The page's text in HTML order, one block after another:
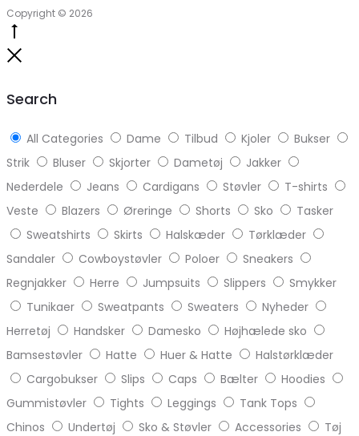
Copyright © 2026
Search
All Categories Dame Tilbud Kjoler
Bukser
Strik
Bluser Skjorter Dametøj
Jakker
Nederdele
Jeans Cardigans Støvler
T-shirts
Veste
Blazers Øreringe Shorts Sko
Tasker
Sweatshirts
Skirts Halskæder
Tørklæder
Sandaler
Cowboystøvler Poloer
Sneakers
Regnjakker
Herre Jumpsuits Slippers
Smykker
Tunikaer
Sweatpants Sweaters
Nyheder
Herretøj
Handsker Damesko
Højhælede sko
Bamsestøvler
Hatte Huer & Hatte
Halstørklæder
Cargobukser
Slips Caps Bælter
Hoodies
Gummistøvler
Tights Leggings
Tank Tops
Chinos
Undertøj Sko & Støvler Accessories Tøj